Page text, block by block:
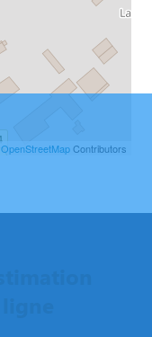
OpenStreetMapContributors